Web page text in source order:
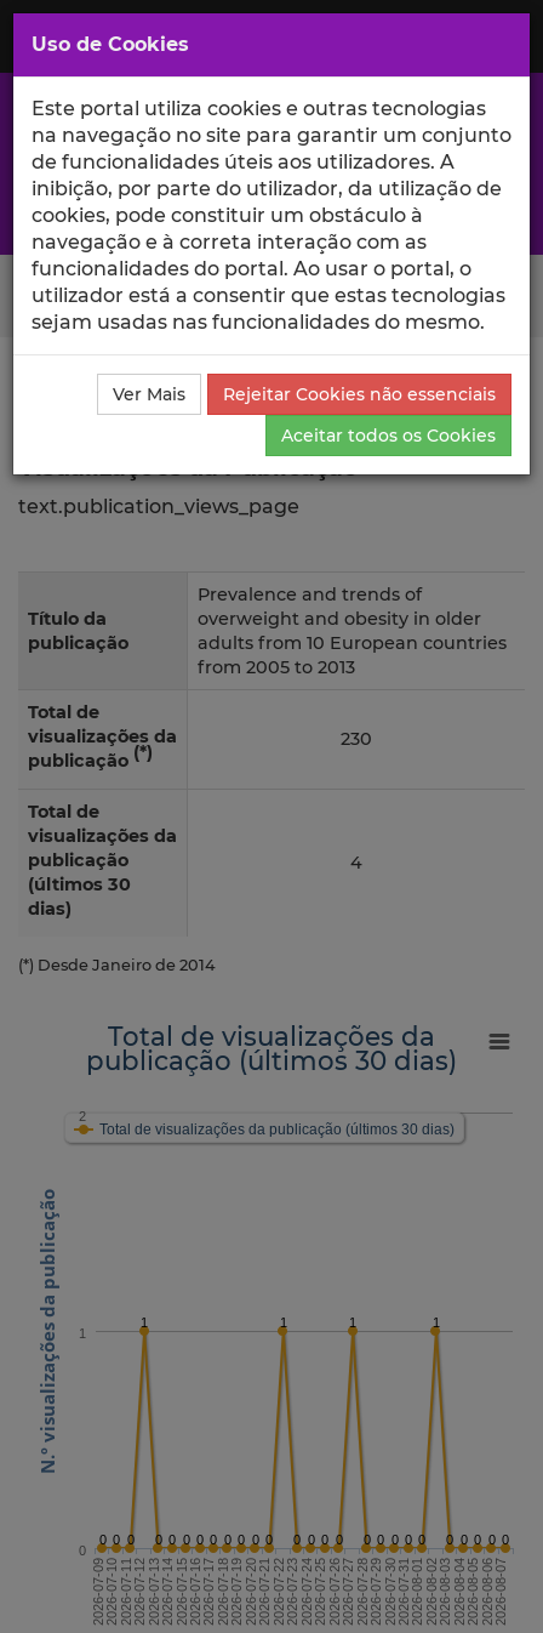
Saltar
para
Conteúdo
Principal
A excelência da investigação e ciência no Iscte
Search Button
Ciência_Iscte Publicações
Descrição Detalhada da
Publicação
Visualizações
text.publication_views_page
Título da
publicação
Prevalence and trends of
overweight and obesity in older
adults from 10 European countries
from 2005 to 2013
Total de
visualizações da
publicação (*)
230
Total de
visualizações da
publicação
(últimos 30
dias)
4
(*) Desde Janeiro de 2014
N.º visualizações da publicação
Total de visualizações da
publicação (últimos 30 dias)
0 0 0
1
0 0 0 0 0 0 0 0 0
1
0 0 0 0
1
0 0 0 0 0
1
0 0 0 0 0
Total de visualizações da publicação (últimos 30 dias)
2026-07-092026-07-102026-07-112026-07-122026-07-132026-07-142026-07-152026-07-162026-07-172026-07-182026-07-192026-07-202026-07-212026-07-222026-07-232026-07-242026-07-252026-07-262026-07-272026-07-282026-07-292026-07-302026-07-312026-08-012026-08-022026-08-032026-08-042026-08-052026-08-062026-08-07
0
1
2
Uso de Cookies
Este portal utiliza cookies e outras tecnologias
na navegação no site para garantir um conjunto
de funcionalidades úteis aos utilizadores. A
inibição, por parte do utilizador, da utilização de
cookies, pode constituir um obstáculo à
navegação e à correta interação com as
funcionalidades do portal. Ao usar o portal, o
utilizador está a consentir que estas tecnologias
sejam usadas nas funcionalidades do mesmo.
Ver Mais
Rejeitar Cookies não essenciais
Aceitar todos os Cookies